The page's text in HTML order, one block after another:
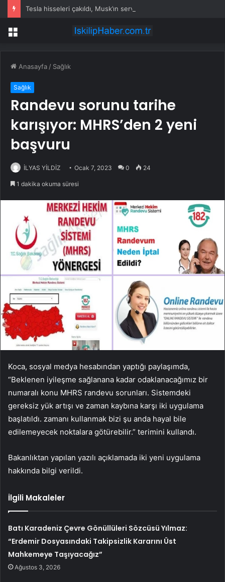
Tesla hisseleri çakıldı, Musk’ın serveti eridi
Menü
Anasayfa / Sağlık
Sağlık
Randevu sorunu tarihe
karışıyor: MHRS’den 2 yeni
başvuru
İLYAS YİLDİZ Ocak 7, 2023 0 24
1 dakika okuma süresi
Koca, sosyal medya hesabından yaptığı paylaşımda,
“Beklenen iyileşme sağlanana kadar odaklanacağımız bir
numaralı konu MHRS randevu sorunları. Sistemdeki
gereksiz yük artışı ve zaman kaybına karşı iki uygulama
başlatıldı. zamanı kullanmak bizi şu anda hayal bile
edilemeyecek noktalara götürebilir.” terimini kullandı.
Bakanlıktan yapılan yazılı açıklamada iki yeni uygulama
hakkında bilgi verildi.
İlgili Makaleler
Batı Karadeniz Çevre Gönüllüleri Sözcüsü Yılmaz:
“Erdemir Dosyasındaki Takipsizlik Kararını Üst
Mahkemeye Taşıyacağız”
Ağustos 3, 2026